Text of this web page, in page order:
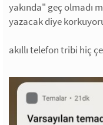
yakında" geç olmadı
yazacak diye
akıllı telefon tribi hiç